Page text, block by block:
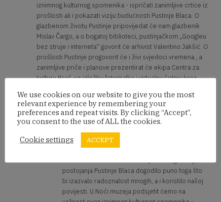
iznimnog kulturnog spomenika - ispričati zanimljive crtice iz
prošlosti ali i pokazati viziju budućnosti Pustinje Blaca. O
glazbenom životu Pustinje pripovijedat će nam glazbenik
Mislav Čargo, a o bogatoj biblioteci, pustinjačkom „Googleu
bez struje i interneta“ govorit će arhivist Valentino Jakšić. O
prošlosti Pustinje progovorit će i živi svjedoci vremena , a
zanimljive priče i planove prezentirat će ekipa Centra za
kulturu Brač, uz izložbu fotografija i virtualnu šetnju kroz
Petra.
UVOD
Dobrodošlica u Priče iz Pustinje U vrtlogu stoljeća
postojanja Pustinje Blaca dogodilo puno toga što
bi izazvalo radoznalost mnogih, a i koristilo našoj
povijesti. U Noći muzeja podsjetit ćemo na
We use cookies on our website to give you the most
relevant experience by remembering your
preferences and repeat visits. By clicking “Accept”,
you consent to the use of ALL the cookies.
Cookie settings
ACCEPT